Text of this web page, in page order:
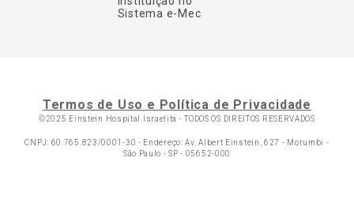
Sistema e-Mec
Termos de Uso e Política de Privacidade
©2025 Einstein Hospital Israelita -TODOS OS DIREITOS RESERVADOS
CNPJ: 60.765.823/0001-30 - Endereço: Av. Albert Einstein, 627 - Morumbi -
São Paulo - SP - 05652-000